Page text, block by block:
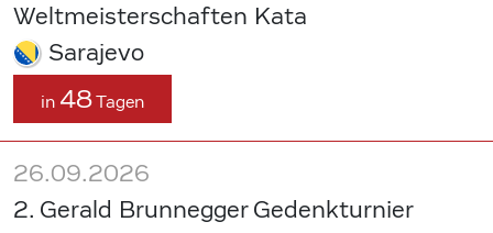
Weltmeisterschaften Kata
Sarajevo
in 48Tagen
26.09.2026
2. Gerald Brunnegger Gedenkturnier